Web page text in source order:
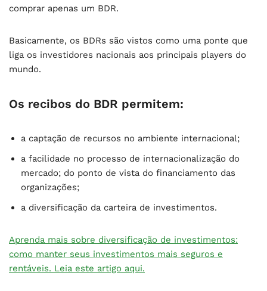
comprar apenas um BDR.
Basicamente, os BDRs são vistos como uma ponte que
liga os investidores nacionais aos principais players do
mundo.
Os recibos do BDR permitem:
a captação de recursos no ambiente internacional;
a facilidade no processo de internacionalização do
mercado; do ponto de vista do financiamento das
organizações;
a diversificação da carteira de investimentos.
Aprenda mais sobre diversificação de investimentos:
como manter seus investimentos mais seguros e
rentáveis. Leia este artigo aqui.